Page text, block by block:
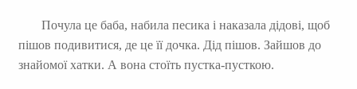
Почула це баба, набила песика і наказала дідові, щоб
пішов подивитися, де це її дочка. Дід пішов. Зайшов до
знайомої хатки. А вона стоїть пустка-пусткою.